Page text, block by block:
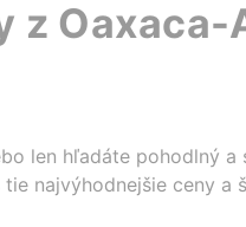
z
len hľadáte pohodlný
najvýhodnejšie ceny